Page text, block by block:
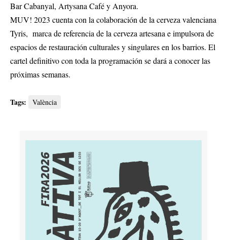
Bar Cabanyal, Artysana Café y Anyora.
MUV! 2023 cuenta con la colaboración de la cerveza valenciana
Tyris, marca de referencia de la cerveza artesana e impulsora de
espacios de restauración culturales y singulares en los barrios. El
cartel definitivo con toda la programación se dará a conocer las
próximas semanas.
Tags: València